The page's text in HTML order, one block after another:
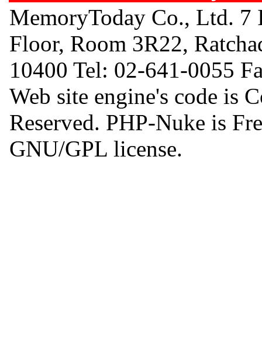
MemoryToday Co., Ltd.
Floor, Room 3R22,
10400 Tel: 02-641-0055
Web site engine's code is
Reserved. PHP-Nuke is
GNU/GPL license.